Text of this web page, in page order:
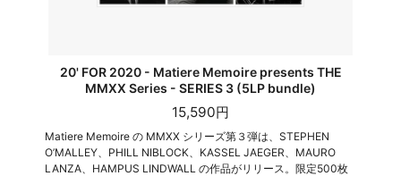
20' FOR 2020 - Matiere Memoire presents THE
MMXX Series - SERIES 3 (5LP bundle)
15,590円
Matiere Memoire の MMXX シリーズ第３弾は、STEPHEN
O’MALLEY、PHILL NIBLOCK、KASSEL JAEGER、MAURO
LANZA、HAMPUS LINDWALL の作品がリリース。限定500枚